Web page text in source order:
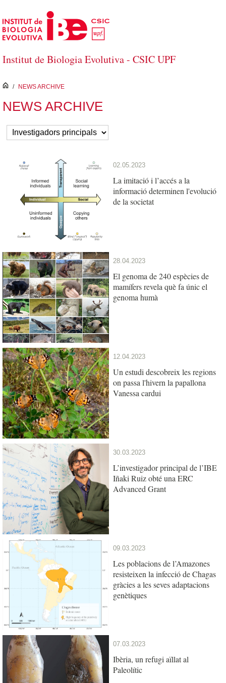
Salta al contingut principal
Institut de Biologia Evolutiva - CSIC UPF
inici
/ NEWS ARCHIVE
NEWS ARCHIVE
02.05.2023
La imitació i l’accés a la
informació determinen l'evolució
de la societat
28.04.2023
El genoma de 240 espècies de
mamífers revela què fa únic el
genoma humà
12.04.2023
Un estudi descobreix les regions
on passa l'hivern la papallona
Vanessa cardui
30.03.2023
L’investigador principal de l’IBE
Iñaki Ruiz obté una ERC
Advanced Grant
09.03.2023
Les poblacions de l’Amazones
resisteixen la infecció de Chagas
gràcies a les seves adaptacions
genètiques
07.03.2023
Ibèria, un refugi aïllat al
Paleolític